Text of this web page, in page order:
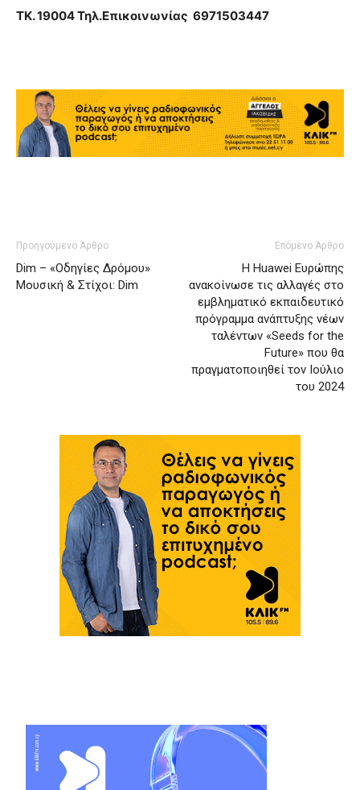
ΤΚ. 19004 Τηλ.Επικοινωνίας 6971503447
Προηγούμενο Άρθρο
Dim – «Οδηγίες Δρόμου»
Μουσική & Στίχοι: Dim
Επόμενο Άρθρο
Η Huawei Ευρώπης
ανακοίνωσε τις αλλαγές στο
εμβληματικό εκπαιδευτικό
πρόγραμμα ανάπτυξης νέων
ταλέντων «Seeds for the
Future» που θα
πραγματοποιηθεί τον Ιούλιο
του 2024